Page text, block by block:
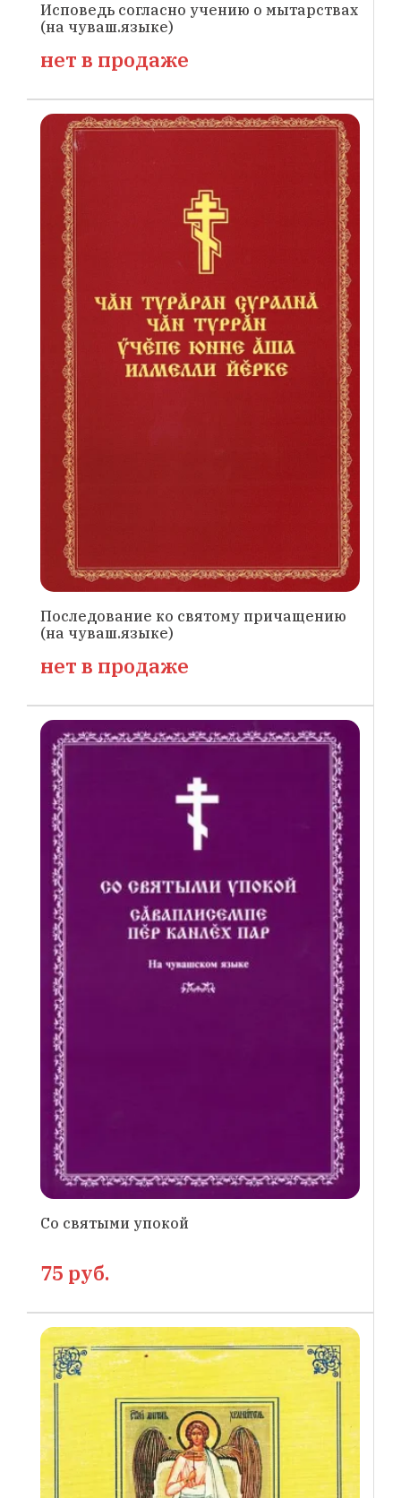
Исповедь согласно учению о мытарствах
(на чуваш.языке)
нет в продаже
Последование ко святому причащению
(на чуваш.языке)
нет в продаже
Со святыми упокой
75 руб.